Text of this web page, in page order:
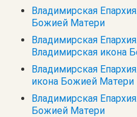
Владимирская
Божией Матери
Владимирская
Владимирская икона
Владимирская
икона Божией Матери
Владимирская
Божией Матери